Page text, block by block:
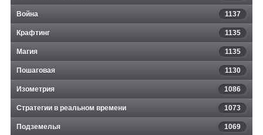
Война 1137
Крафтинг 1135
Магия 1135
Пошаговая 1130
Изометрия 1086
Стратегии в реальном времени 1073
Подземелья 1069